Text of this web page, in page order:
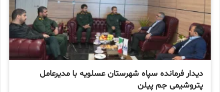
دیدار فرمانده سپاه شهرستان عسلویه با مدیرعامل
پتروشیمی جم پیلن